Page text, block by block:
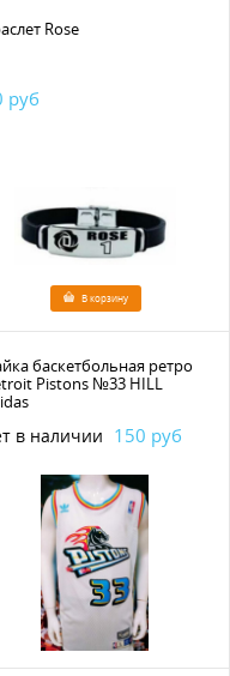
Rose
руб
В корзину
баскетбольная ретро
Pistons №33 HILL
в наличии
150 руб